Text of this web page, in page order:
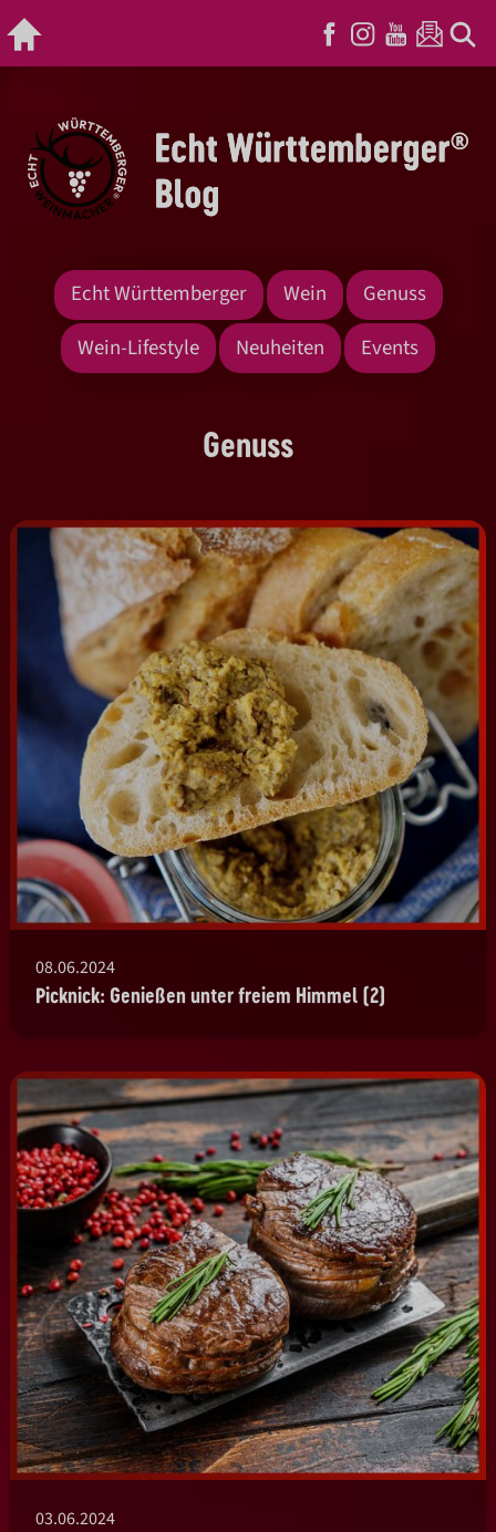
Echt Württemberger Wein
Genuss
Wein-Lifestyle
Neuheiten Events
Genuss
08.06.2024
Picknick: Genießen unter freiem Himmel (2)
03.06.2024